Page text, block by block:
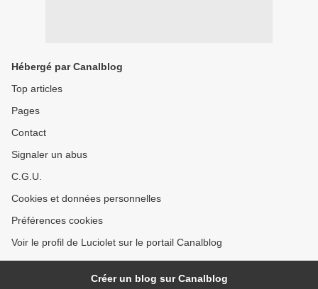
Hébergé par Canalblog
Top articles
Pages
Contact
Signaler un abus
C.G.U.
Cookies et données personnelles
Préférences cookies
Voir le profil de Luciolet sur le portail Canalblog
Créer un blog sur Canalblog